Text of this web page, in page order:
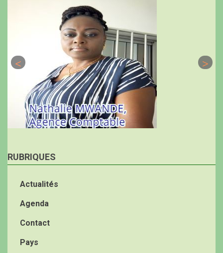
RUBRIQUES
Actualités
Agenda
Contact
Pays